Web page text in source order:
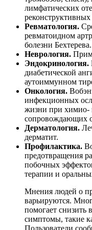
лимфатических
Ревматология.
ревматоидном
болезни Бехтерева.
Неврология.
Эндокринология.
диабетической
аутоиммунном
Онкология.
инфекционных
жизни при химио-
сопровождающих
Дерматология.
дерматит.
Профилактика.
предотвращения
побочных
терапии и
Мнения людей о
варьируются.
помогает снизить
симптомы, такие